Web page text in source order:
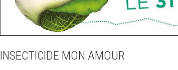
INSECTICIDE MON AMOUR